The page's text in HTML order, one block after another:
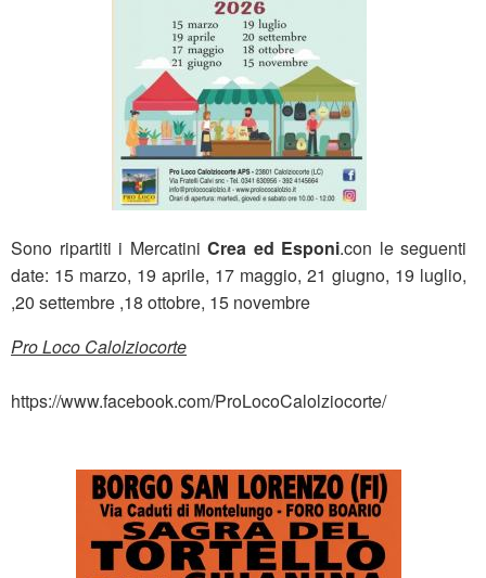
Sono ripartiti i MercatiniCrea ed Esponi.con le seguenti
date: 15 marzo, 19 aprile, 17 maggio, 21 giugno, 19 luglio,
,20 settembre ,18 ottobre, 15 novembre
Pro Loco Calolziocorte
https://www.facebook.com/ProLocoCalolziocorte/